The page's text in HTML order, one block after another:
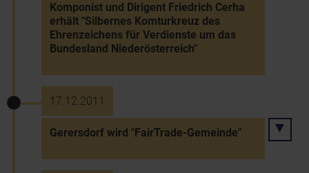
Komponist und Dirigent Friedrich Cerha
erhält "Silbernes Komturkreuz des
Ehrenzeichens für Verdienste um das
Bundesland Niederösterreich"
17.12.2011
Gerersdorf wird "FairTrade-Gemeinde"